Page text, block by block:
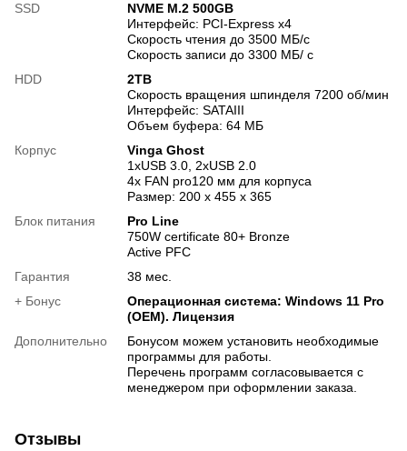
SSD
NVME M.2 500GB
Интерфейс: PCI-Express x4
Скорость чтения до 3500 МБ/с
Скорость записи до 3300 МБ/ с
HDD
2TB
Скорость вращения шпинделя 7200 об/мин
Интерфейс: SATAIII
Объем буфера: 64 МБ
Корпус
Vinga Ghost
1xUSB 3.0, 2xUSB 2.0
4x FAN pro120 мм для корпуса
Размер: 200 х 455 х 365
Блок питания
Pro Line
750W certificate 80+ Bronze
Active PFC
Гарантия
38 мес.
+ Бонус
Операционная система: Windows 11 Pro
(OEM). Лицензия
Дополнительно
Бонусом можем установить необходимые
программы для работы.
Перечень программ согласовывается с
менеджером при оформлении заказа.
Отзывы